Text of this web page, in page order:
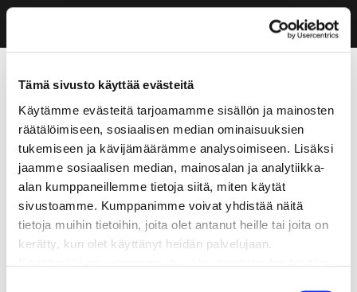
Tämä sivusto käyttää evästeitä
Käytämme evästeitä tarjoamamme sisällön ja mainosten
räätälöimiseen, sosiaalisen median ominaisuuksien
tukemiseen ja kävijämäärämme analysoimiseen. Lisäksi
jaamme sosiaalisen median, mainosalan ja analytiikka-
alan kumppaneillemme tietoja siitä, miten käytät
sivustoamme. Kumppanimme voivat yhdistää näitä
tietoja muihin tietoihin, joita olet antanut heille tai joita on
kerätty, kun olet käyttänyt heidän palvelujaan.